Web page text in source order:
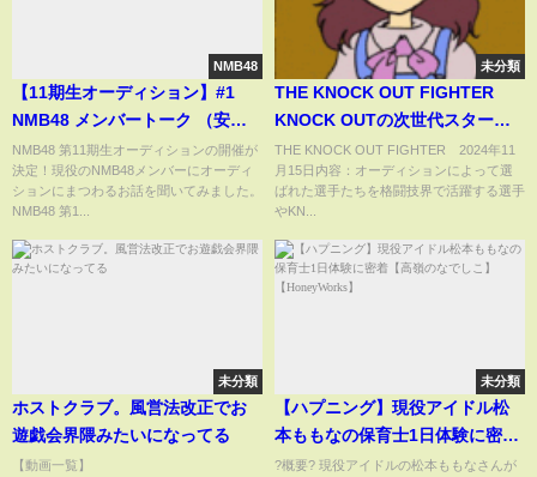
NMB48
【11期生オーディション】#1
NMB48 メンバートーク （安部
若菜/小嶋花梨）
NMB48 第11期生オーディションの開催が
決定！現役のNMB48メンバーにオーディ
ションにまつわるお話を聞いてみました。
NMB48 第1...
未分類
THE KNOCK OUT FIGHTER
KNOCK OUTの次世代スターを
発掘するための番組 11月15日
THE KNOCK OUT FIGHTER 2024年11
月15日内容：オーディションによって選
ばれた選手たちを格闘技界で活躍する選手
やKN...
未分類
ホストクラブ。風営法改正でお
遊戯会界隈みたいになってる
【動画一覧】
未分類
【ハプニング】現役アイドル松
本ももなの保育士1日体験に密着
【高嶺のなでしこ】
?概要? 現役アイドルの松本ももなさんが